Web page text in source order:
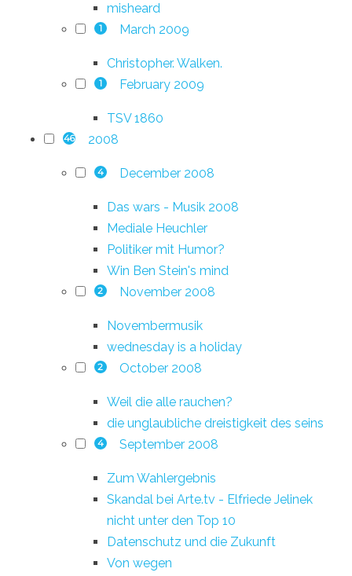
misheard
1 March 2009
Christopher. Walken.
1 February 2009
TSV 1860
46 2008
4 December 2008
Das wars - Musik 2008
Mediale Heuchler
Politiker mit Humor?
Win Ben Stein's mind
2 November 2008
Novembermusik
wednesday is a holiday
2 October 2008
Weil die alle rauchen?
die unglaubliche dreistigkeit des seins
4 September 2008
Zum Wahlergebnis
Skandal bei Arte.tv - Elfriede Jelinek
nicht unter den Top 10
Datenschutz und die Zukunft
Von wegen